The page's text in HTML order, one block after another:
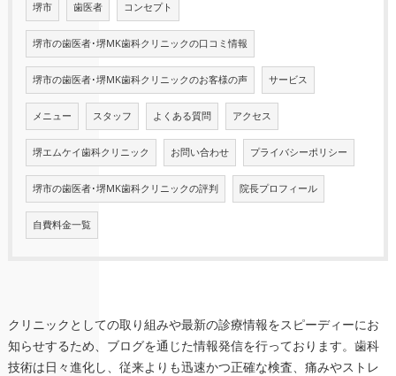
堺市 歯医者 コンセプト
堺市の歯医者･堺MK歯科クリニックの口コミ情報
堺市の歯医者･堺MK歯科クリニックのお客様の声 サービス
メニュー スタッフ よくある質問 アクセス
堺エムケイ歯科クリニック お問い合わせ プライバシーポリシー
堺市の歯医者･堺MK歯科クリニックの評判 院長プロフィール
自費料金一覧
クリニックとしての取り組みや最新の診療情報をスピーディーにお
知らせするため、ブログを通じた情報発信を行っております。歯科
技術は日々進化し、従来よりも迅速かつ正確な検査、痛みやストレ